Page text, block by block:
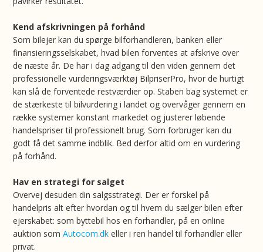
Kend afskrivningen på forhånd
Som bilejer kan du spørge bilforhandleren, banken eller
finansieringsselskabet, hvad bilen forventes at afskrive over
de næste år. De har i dag adgang til den viden gennem det
professionelle vurderingsværktøj BilpriserPro, hvor de hurtigt
kan slå de forventede restværdier op. Staben bag systemet er
de stærkeste til bilvurdering i landet og overvåger gennem en
række systemer konstant markedet og justerer løbende
handelspriser til professionelt brug. Som forbruger kan du
godt få det samme indblik. Bed derfor altid om en vurdering
på forhånd.
Hav en strategi for salget
Overvej desuden din salgsstrategi. Der er forskel på
handelpris alt efter hvordan og til hvem du sælger bilen efter
ejerskabet: som byttebil hos en forhandler, på en online
auktion somAutocom.dk eller i ren handel til forhandler eller
privat.